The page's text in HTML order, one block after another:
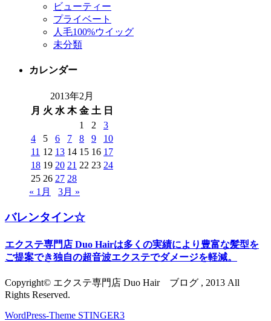
ビューティー
プライベート
人毛100%ウイッグ
未分類
カレンダー
2013年2月
月 火 水 木 金 土 日
1
2
3
4
5 6 7 8 9
10
11 12 13 14 15 16 17
18 19 20 21 22 23 24
25 26 27 28
« 1月
3月 »
バレンタイン☆
エクステ専門店 Duo Hairは多くの実績により豊富な髪型を
ご提案でき独自の超音波エクステでダメージを軽減。
Copyright© エクステ専門店 Duo Hair ブログ , 2013 All
Rights Reserved.
WordPress-Theme STINGER3